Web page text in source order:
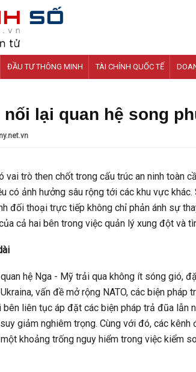
ĐẦU TƯ THÔNG MINH TÀI CHÍNH QUỐC TẾ
nối lại quan hệ song
vai trò then chốt trong cấu trúc an ninh toàn
có ảnh hưởng sâu rộng tới các khu vực
đối thoại trực tiếp không chỉ phản ánh sự
cả hai bên trong việc quản lý xung đột và
hệ Nga - Mỹ trải qua không ít sóng gió,
vấn đề mở rộng NATO, các biện pháp
liên tục áp đặt các biện pháp trả đũa lẫn
giảm nghiêm trọng. Cùng với đó, các kênh
khoảng trống nguy hiểm trong việc kiểm